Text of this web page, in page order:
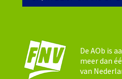
De AOb is
meer dan
van